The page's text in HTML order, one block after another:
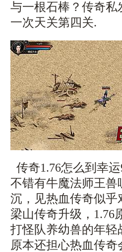
与一根石棒？传奇私
一次天关第四关.
传奇1.76怎么到幸
不错有牛魔法师王
沉，见热血传奇似
梁山传奇升级，1.76
打怪队养幼兽的年
原本还担心热血传